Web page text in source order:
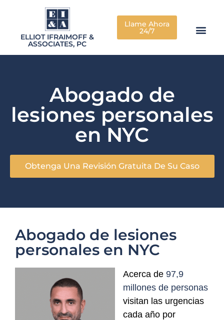
ELLIOT IFRAIMOFF &
ASSOCIATES, PC
Llame Ahora
24/7
Abogado de
lesiones personales
en NYC
Obtenga Una Revisión Gratuita De Su Caso
Abogado de lesiones
personales en NYC
Acerca de 97,9
millones de personas
visitan las urgencias
cada año por